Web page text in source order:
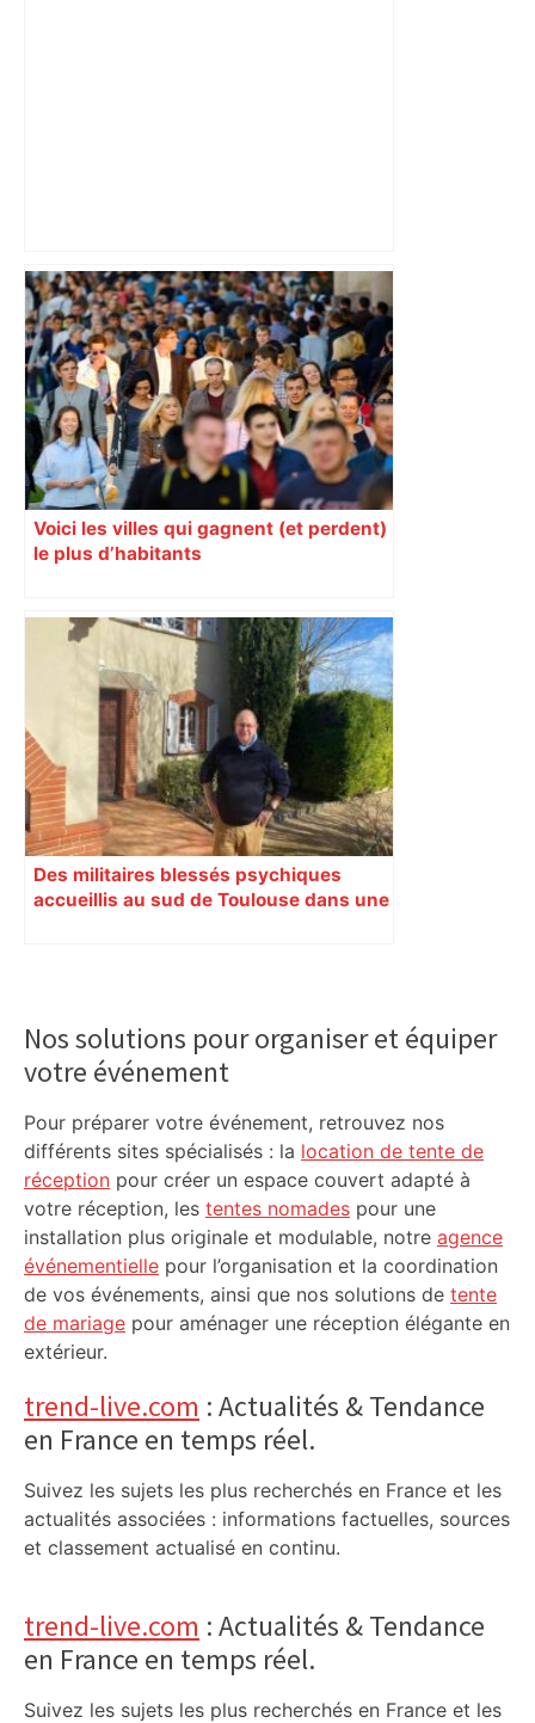
Municipales 2026 à Toulouse : voiture,
métro et train encombrent la campagne
électorale – – Le Mans.maville.com
Voici les villes qui gagnent (et perdent)
le plus d’habitants
Des militaires blessés psychiques
accueillis au sud de Toulouse dans une
Sidebar
Nos solutions pour organiser et équiper
votre événement
Pour préparer votre événement, retrouvez nos
différents sites spécialisés : la location de tente de
réception pour créer un espace couvert adapté à
votre réception, les tentes nomades pour une
installation plus originale et modulable, notre agence
événementielle pour l’organisation et la coordination
de vos événements, ainsi que nos solutions de tente
de mariage pour aménager une réception élégante en
extérieur.
trend-live.com : Actualités & Tendance
en France en temps réel.
Suivez les sujets les plus recherchés en France et les
actualités associées : informations factuelles, sources
et classement actualisé en continu.
trend-live.com : Actualités & Tendance
en France en temps réel.
Suivez les sujets les plus recherchés en France et les